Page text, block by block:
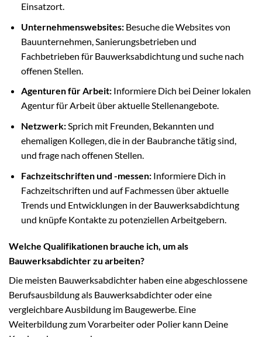
Einsatzort.
Unternehmenswebsites:Besuche die Websites von
Bauunternehmen, Sanierungsbetrieben und
Fachbetrieben für Bauwerksabdichtung und suche nach
offenen Stellen.
Agenturen für Arbeit:Informiere Dich bei Deiner lokalen
Agentur für Arbeit über aktuelle Stellenangebote.
Netzwerk:Sprich mit Freunden, Bekannten und
ehemaligen Kollegen, die in der Baubranche tätig sind,
und frage nach offenen Stellen.
Fachzeitschriften und -messen:Informiere Dich in
Fachzeitschriften und auf Fachmessen über aktuelle
Trends und Entwicklungen in der Bauwerksabdichtung
und knüpfe Kontakte zu potenziellen Arbeitgebern.
Welche Qualifikationen brauche ich, um als
Bauwerksabdichter zu arbeiten?
Die meisten Bauwerksabdichter haben eine abgeschlossene
Berufsausbildung als Bauwerksabdichter oder eine
vergleichbare Ausbildung im Baugewerbe. Eine
Weiterbildung zum Vorarbeiter oder Polier kann Deine